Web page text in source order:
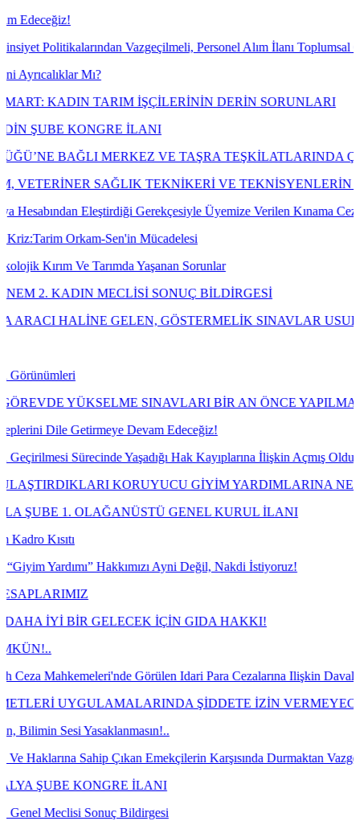
Vazgeçilmeli, Personel Alım İlanı Toplumsal Cinsiyet Eşitliği
TARIM İŞÇİLERİNİN DERİN SORUNLARI
İLANI
MERKEZ VE TAŞRA TEŞKİLATLARINDA ÇALIŞAN
SAĞLIK TEKNİKERİ VE TEKNİSYENLERİN
Gerekçesiyle Üyemize Verilen Kınama Cezasının İptali İçin
Sen'in Mücadelesi
Tarımda Yaşanan Sorunlar
MECLİSİ SONUÇ BİLDİRGESİ
GELEN, GÖSTERMELİK SINAVLAR USULÜNE
SINAVLARI BİR AN ÖNCE YAPILMALIDIR!
Devam Edeceğiz!
Yaşadığı Hak Kayıplarına İlişkin Açmış Olduğumuz Davayı
KORUYUCU GİYİM YARDIMLARINA NE OLDU?
GENEL KURUL İLANI
Hakkımızı Ayni Değil, Nakdi İstiyoruz!
GELECEK İÇİN GIDA HAKKI!
Görülen Idari Para Cezalarına Ilişkin Davaların
ŞİDDETE İZİN VERMEYECEĞİZ!
Çıkan Emekçilerin Karşısında Durmaktan Vazgeçin!
İLANI
Sonuç Bildirgesi